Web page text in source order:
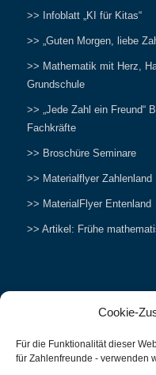
Cookie-
Für die Funktionalität dieser
für Zahlenfreunde - verwenden
>> Infoblatt „KI für Kitas“
>> „Guten Morgen, liebe
>> Mathematik mit Herz,
Grundschule
>> „Jede Zahl ein Freund“
Fachkräfte
>> Broschüre Seminare
>> Materialflyer Zahlenland
>> MaterialFlyer Entenland
>> Artikel: Frühe
Zahlenfreunde Forum